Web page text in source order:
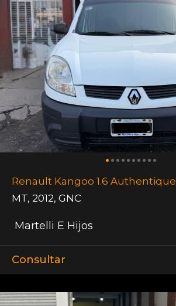
Renault Kangoo 1.6 Authentique
MT, 2012, GNC
Martelli E Hijos
Consultar